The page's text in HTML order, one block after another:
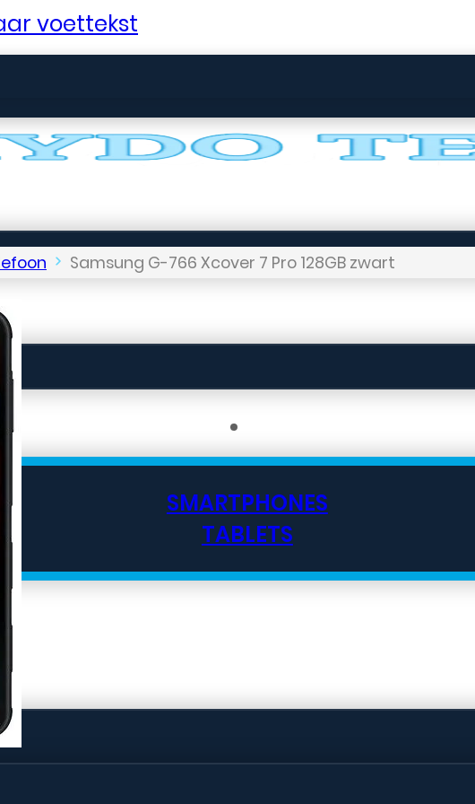
voettekst
SMARTPHONES
TABLETS
Samsung G-766 Xcover 7 Pro 128GB zwart